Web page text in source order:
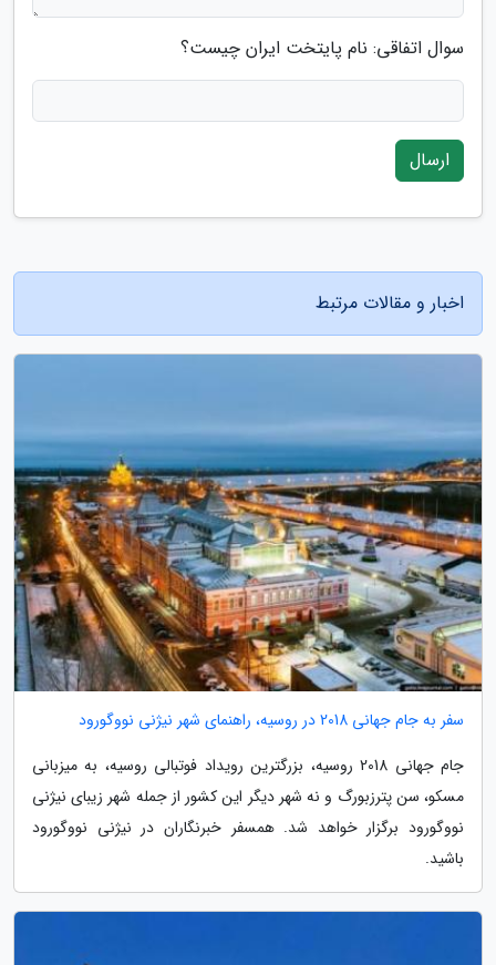
سوال اتفاقی: نام پایتخت ایران چیست؟
ارسال
اخبار و مقالات مرتبط
سفر به جام جهانی 2018 در روسیه، راهنمای شهر نیژنی نووگورود
جام جهانی 2018 روسیه، بزرگترین رویداد فوتبالی روسیه، به میزبانی
مسکو، سن پترزبورگ و نه شهر دیگر این کشور از جمله شهر زیبای نیژنی
نووگورود برگزار خواهد شد. همسفر خبرنگاران در نیژنی نووگورود
باشید.